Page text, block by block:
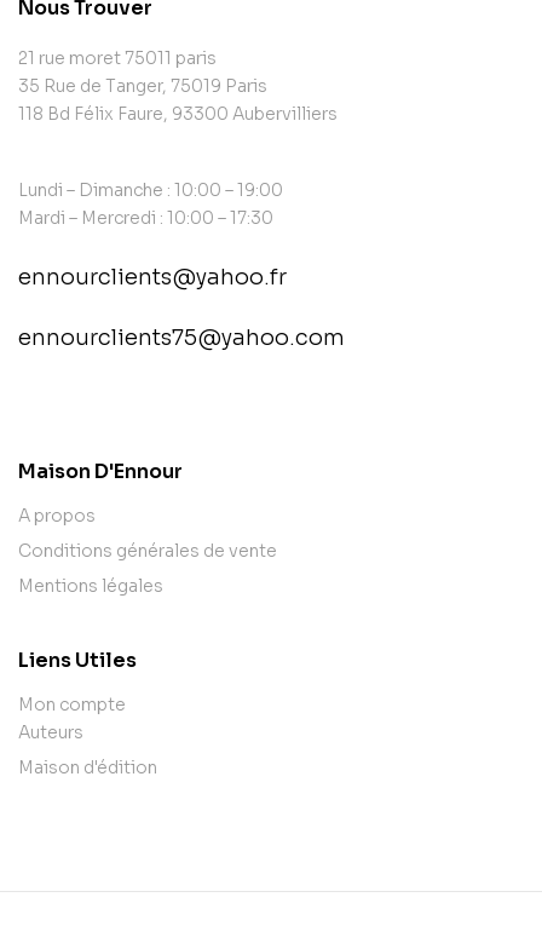
Nous Trouver
21 rue moret 75011 paris
35 Rue de Tanger, 75019 Paris
118 Bd Félix Faure, 93300 Aubervilliers
Lundi – Dimanche : 10:00 – 19:00
Mardi – Mercredi : 10:00 – 17:30
ennourclients@yahoo.fr
ennourclients75@yahoo.com
Maison D'Ennour
A propos
Conditions générales de vente
Mentions légales
Liens Utiles
Mon compte
Auteurs
Maison d'édition